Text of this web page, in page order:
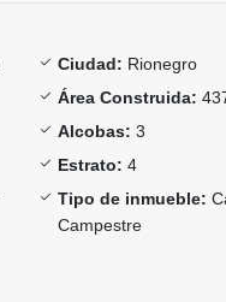
Ciudad: Rionegro
Área Construida:
Alcobas: 3
Estrato: 4
Tipo de inmueble:
Campestre